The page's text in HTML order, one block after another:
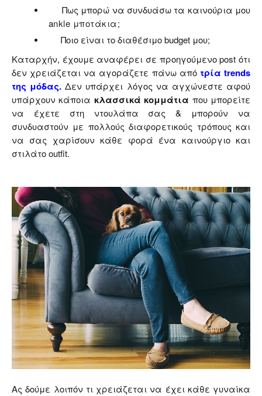
Πως μπορώ να συνδυάσω τα καινούρια μου
ankle μποτάκια;
Ποιο είναι το διαθέσιμοbudget μου;
Καταρχήν, έχουμε αναφέρει σε προηγούμενοpostότι
δεν χρειάζεται να αγοράζετε πάνω από τρίαtrends
της μόδας. Δεν υπάρχει λόγος να αγχώνεστε αφού
υπάρχουν κάποια κλασσικά κομμάτια που μπορείτε
να έχετε στη ντουλάπα σας & μπορούν να
συνδυαστούν με πολλούς διαφορετικούς τρόπους και
να σας χαρίσουν κάθε φορά ένα καινούργιο και
στιλάτο outfit.
Ας δούμε λοιπόν τι χρειάζεται να έχει κάθε γυναίκα